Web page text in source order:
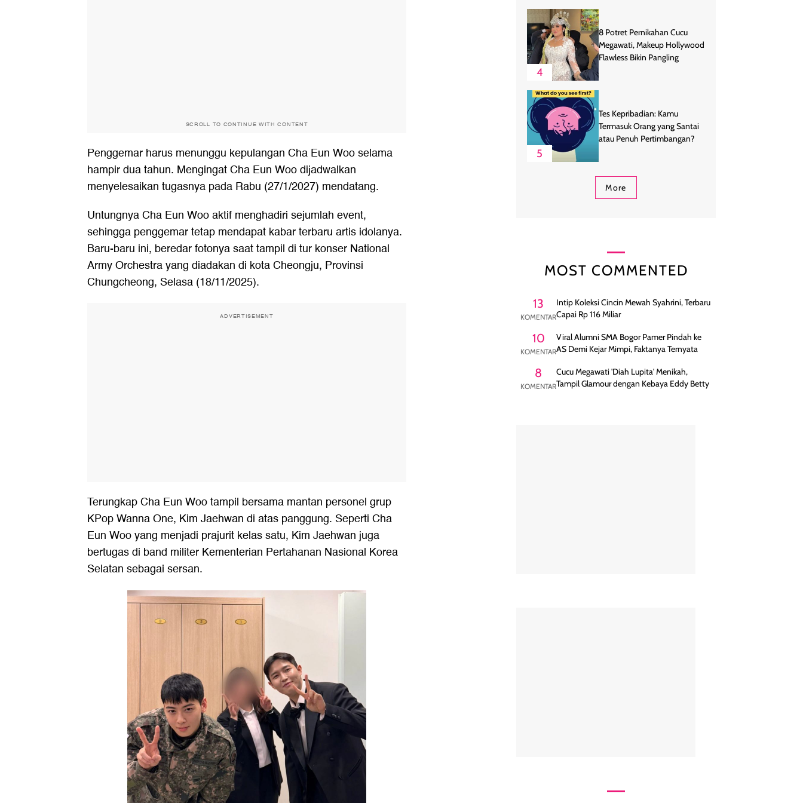
SCROLL TO CONTINUE WITH CONTENT
Penggemar harus menunggu kepulangan Cha Eun Woo selama
hampir dua tahun. Mengingat Cha Eun Woo dijadwalkan
menyelesaikan tugasnya pada Rabu (27/1/2027) mendatang.
Untungnya Cha Eun Woo aktif menghadiri sejumlah event,
sehingga penggemar tetap mendapat kabar terbaru artis idolanya.
Baru-baru ini, beredar fotonya saat tampil di tur konser National
Army Orchestra yang diadakan di kota Cheongju, Provinsi
Chungcheong, Selasa (18/11/2025).
ADVERTISEMENT
Terungkap Cha Eun Woo tampil bersama mantan personel grup
KPop Wanna One, Kim Jaehwan di atas panggung. Seperti Cha
Eun Woo yang menjadi prajurit kelas satu, Kim Jaehwan juga
bertugas di band militer Kementerian Pertahanan Nasional Korea
Selatan sebagai sersan.
4
8 Potret Pernikahan Cucu
Megawati, Makeup Hollywood
Flawless Bikin Pangling
5
Tes Kepribadian: Kamu
Termasuk Orang yang Santai
atau Penuh Pertimbangan?
More
MOST COMMENTED
13
KOMENTAR
Intip Koleksi Cincin Mewah Syahrini, Terbaru
Capai Rp 116 Miliar
10
KOMENTAR
Viral Alumni SMA Bogor Pamer Pindah ke
AS Demi Kejar Mimpi, Faktanya Ternyata
8
KOMENTAR
Cucu Megawati 'Diah Lupita' Menikah,
Tampil Glamour dengan Kebaya Eddy Betty